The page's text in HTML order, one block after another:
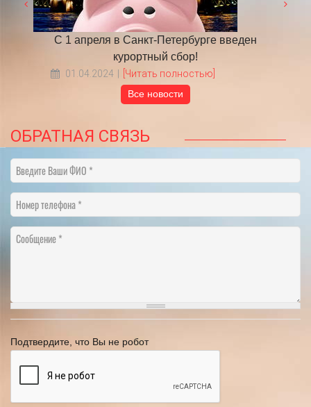
С 1 апреля в Санкт-Петербурге введен
курортный сбор!
01.04.2024 [Читать полностью]
Все новости
ОБРАТНАЯ СВЯЗЬ
Введите Ваши ФИО
Номер телефона
Сообщение
Подтвердите, что Вы не робот